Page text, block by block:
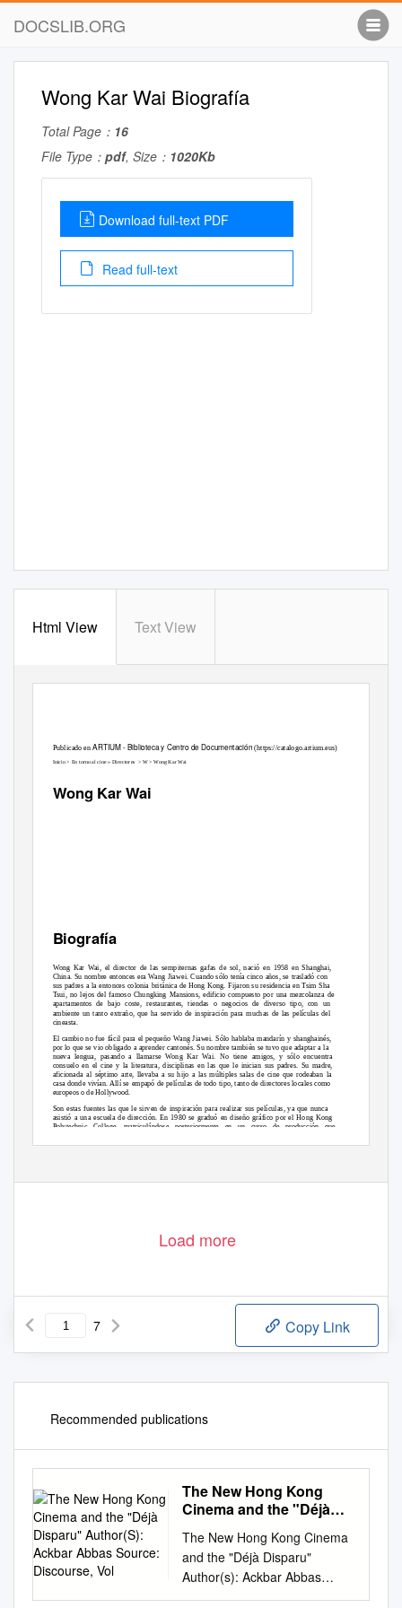
DOCSLIB.ORG
Wong Kar Wai Biografía
Total Page： 16
File Type： pdf, Size： 1020Kb
Download full-text PDF
Read full-text
Html View Text View
Publicado enARTIUM - Biblioteca y Centro de Documentación(https://catalogo.artium.eus)
Inicio> En torno al cine » Directores >W> Wong Kar Wai
Wong Kar Wai
Biografía
Wong Kar Wai, el director de las sempiternas gafas de sol, nació en 1958 en Shanghai,
China. Su nombre entonces era Wang Jiawei. Cuando sólo tenía cinco años, se trasladó con
sus padres a la entonces colonia británica de Hong Kong. Fijaron su residencia en Tsim Sha
Tsui, no lejos del famoso Chungking Mansions, edificio compuesto por una mezcolanza de
apartamentos de bajo coste, restaurantes, tiendas o negocios de diverso tipo, con un
ambiente un tanto extraño, que ha servido de inspiración para muchas de las películas del
cineasta.
El cambio no fue fácil para el pequeño Wang Jiawei. Sólo hablaba mandarín y shanghainés,
por lo que se vio obligado a aprender cantonés. Su nombre también se tuvo que adaptar a la
nueva lengua, pasando a llamarse Wong Kar Wai. No tiene amigos, y sólo encuentra
consuelo en el cine y la literatura, disciplinas en las que le inician sus padres. Su madre,
aficionada al séptimo arte, llevaba a su hijo a las múltiples salas de cine que rodeaban la
casa donde vivían. Allí se empapó de películas de todo tipo, tanto de directores locales como
europeos o de Hollywood.
Son estas fuentes las que le sirven de inspiración para realizar sus películas, ya que nunca
asistió a una escuela de dirección. En 1980 se graduó en diseño gráfico por el Hong Kong
Polytechnic College, matriculándose posteriormente en un curso de producción que
Load more
7 Copy Link
Recommended publications
The New Hong Kong
Cinema and the "Déjà
Ackbar Abbas Source:
Discourse, Vol
The New Hong Kong Cinema
and the "Déjà Disparu"
Author(s): Ackbar Abbas
Source: Discourse, Vol. 16,